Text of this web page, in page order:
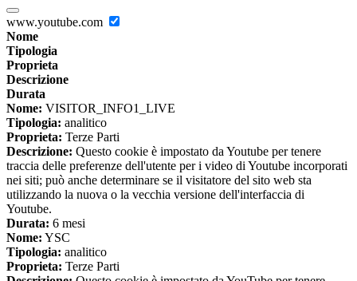
www.youtube.com
Nome
Tipologia
Proprieta
Descrizione
Durata
Nome: VISITOR_INFO1_LIVE
Tipologia: analitico
Proprieta: Terze Parti
Descrizione: Questo cookie è impostato da Youtube per tenere
traccia delle preferenze dell'utente per i video di Youtube incorporati
nei siti; può anche determinare se il visitatore del sito web sta
utilizzando la nuova o la vecchia versione dell'interfaccia di
Youtube.
Durata: 6 mesi
Nome: YSC
Tipologia: analitico
Proprieta: Terze Parti